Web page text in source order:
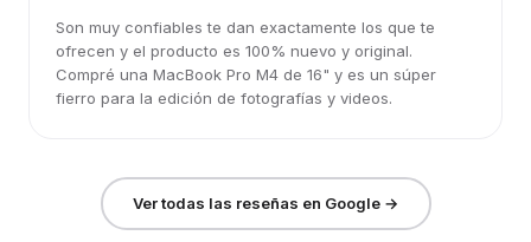
Son muy confiables te dan exactamente los que te
ofrecen y el producto es 100% nuevo y original.
Compré una MacBook Pro M4 de 16" y es un súper
fierro para la edición de fotografías y videos.
Ver todas las reseñas en Google →